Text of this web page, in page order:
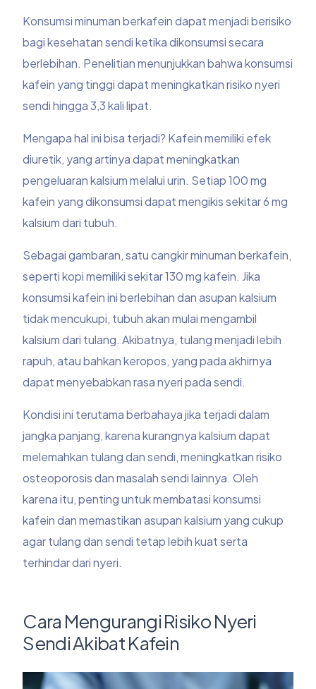
Konsumsi minuman berkafein dapat menjadi berisiko
bagi kesehatan sendi ketika dikonsumsi secara
berlebihan. Penelitian menunjukkan bahwa konsumsi
kafein yang tinggi dapat meningkatkan risiko nyeri
sendi hingga 3,3 kali lipat.
Mengapa hal ini bisa terjadi? Kafein memiliki efek
diuretik, yang artinya dapat meningkatkan
pengeluaran kalsium melalui urin. Setiap 100 mg
kafein yang dikonsumsi dapat mengikis sekitar 6 mg
kalsium dari tubuh.
Sebagai gambaran, satu cangkir minuman berkafein,
seperti kopi memiliki sekitar 130 mg kafein. Jika
konsumsi kafein ini berlebihan dan asupan kalsium
tidak mencukupi, tubuh akan mulai mengambil
kalsium dari tulang. Akibatnya, tulang menjadi lebih
rapuh, atau bahkan keropos, yang pada akhirnya
dapat menyebabkan rasa nyeri pada sendi.
Kondisi ini terutama berbahaya jika terjadi dalam
jangka panjang, karena kurangnya kalsium dapat
melemahkan tulang dan sendi, meningkatkan risiko
osteoporosis dan masalah sendi lainnya. Oleh
karena itu, penting untuk membatasi konsumsi
kafein dan memastikan asupan kalsium yang cukup
agar tulang dan sendi tetap lebih kuat serta
terhindar dari nyeri.
Cara Mengurangi Risiko Nyeri
Sendi Akibat Kafein